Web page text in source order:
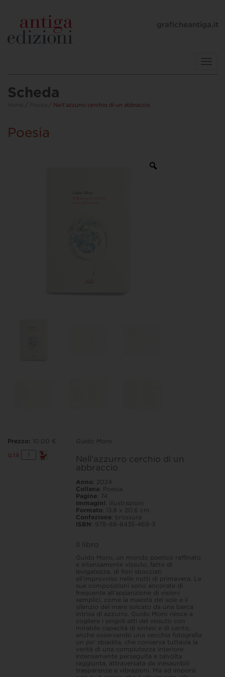
graficheantiga.it
Scheda
/ / Nell’azzurro cerchio di un abbraccio
Poesia
Guido Moro
Nell’azzurro cerchio di un
abbraccio
Anno: 2024
Collana: Poesia
Pagine: 74
Immagini: illustrazioni
Formato: 13,8 x 20,6 cm
Confezione: brossura
ISBN : 978-88-8435-469-3
Il libro
Guido Moro, un mondo poetico raffinato
e intensamente vissuto, fatto di
levigatezze, di fiori sbocciati
all’improvviso nelle notti di primavera. Le
sue composizioni sono ancorate di
frequente all’apparizione di visioni
semplici, come la maestà del sole e il
silenzio del mare solcato da una barca
intrisa di azzurro. Guido Moro riesce a
cogliere i singoli atti del vissuto con
mirabile capacità di sintesi e di canto,
anche osservando una vecchia fotografia
un po’ sbiadita, che conserva tuttavia la
verità di una compiutezza interiore
intensamente perseguita e talvolta
raggiunta, attraversata da inesauribili
trasparenze e vibrazioni. Ma ad imporsi
Prezzo: 10.00 €
q.tà
Nell'azzurro
cerchio